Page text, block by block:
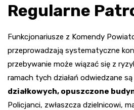
Regularne
Funkcjonariusze z Komendy
przeprowadzają systematyczne
przebywanie może wiązać się z
ramach tych działań odwiedzane są
działkowych, opuszczone
Policjanci, zwłaszcza dzielnicowi,